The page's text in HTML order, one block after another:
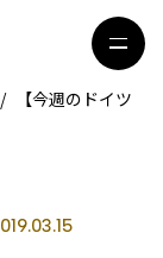
/
【今週のドイツ